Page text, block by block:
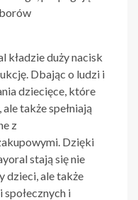
kładzie duży nacisk
Dbając o ludzi i
dziecięce, które
także spełniają
z
Dzięki
stają się nie
dzieci, ale także
i